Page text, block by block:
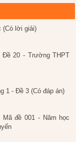
(Có lời giải)
20 - Trường THPT
1 - Đề 3 (Có đáp án)
đề 001 - Năm học